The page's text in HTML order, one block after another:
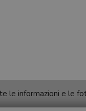
le informazioni e le